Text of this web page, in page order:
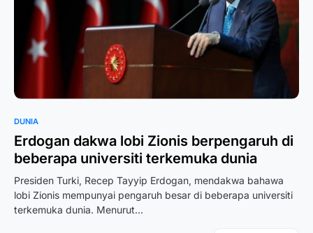
DUNIA
Erdogan dakwa lobi Zionis berpengaruh di
beberapa universiti terkemuka dunia
Presiden Turki, Recep Tayyip Erdogan, mendakwa bahawa
lobi Zionis mempunyai pengaruh besar di beberapa universiti
terkemuka dunia. Menurut…